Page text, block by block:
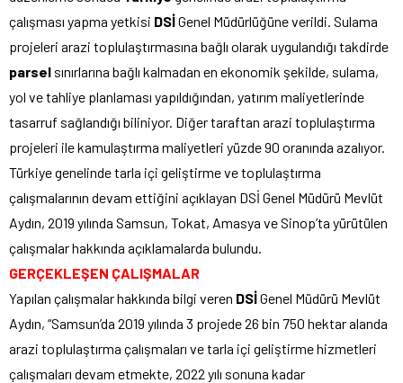
çalışması yapma yetkisi DSİGenel Müdürlüğüne verildi. Sulama
projeleri arazi toplulaştırmasına bağlı olarak uygulandığı takdirde
parsel sınırlarına bağlı kalmadan en ekonomik şekilde, sulama,
yol ve tahliye planlaması yapıldığından, yatırım maliyetlerinde
tasarruf sağlandığı biliniyor. Diğer taraftan arazi toplulaştırma
projeleri ile kamulaştırma maliyetleri yüzde 90 oranında azalıyor.
Türkiye genelinde tarla içi geliştirme ve toplulaştırma
çalışmalarının devam ettiğini açıklayan DSİ Genel Müdürü Mevlüt
Aydın, 2019 yılında Samsun, Tokat, Amasya ve Sinop’ta yürütülen
çalışmalar hakkında açıklamalarda bulundu.
GERÇEKLEŞEN ÇALIŞMALAR
Yapılan çalışmalar hakkında bilgi veren DSİGenel Müdürü Mevlüt
Aydın, “Samsun’da 2019 yılında 3 projede 26 bin 750 hektar alanda
arazi toplulaştırma çalışmaları ve tarla içi geliştirme hizmetleri
çalışmaları devam etmekte, 2022 yılı sonuna kadar